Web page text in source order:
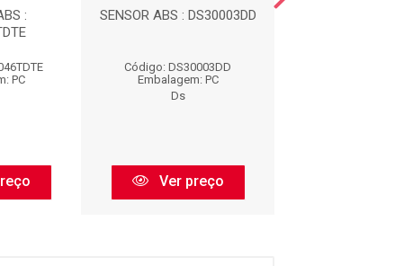
:
PC
SENSOR ABS : DS30003DD
Código: DS30003DD
Embalagem: PC
Ds
Ver preço